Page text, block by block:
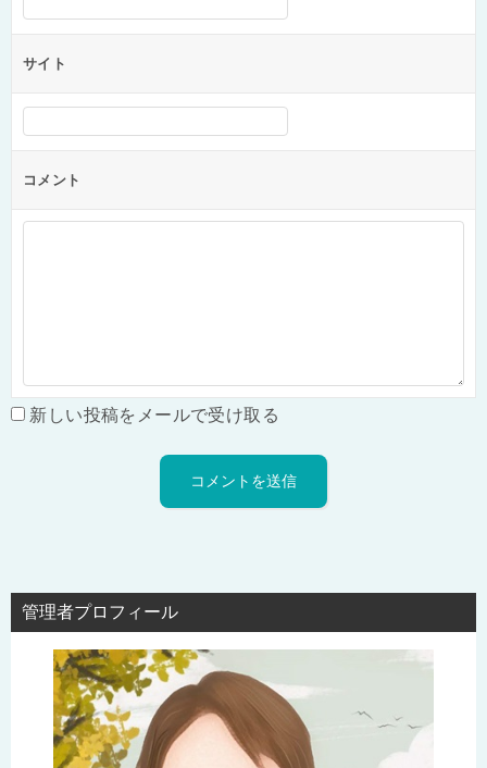
サイト
コメント
新しい投稿をメールで受け取る
管理者プロフィール